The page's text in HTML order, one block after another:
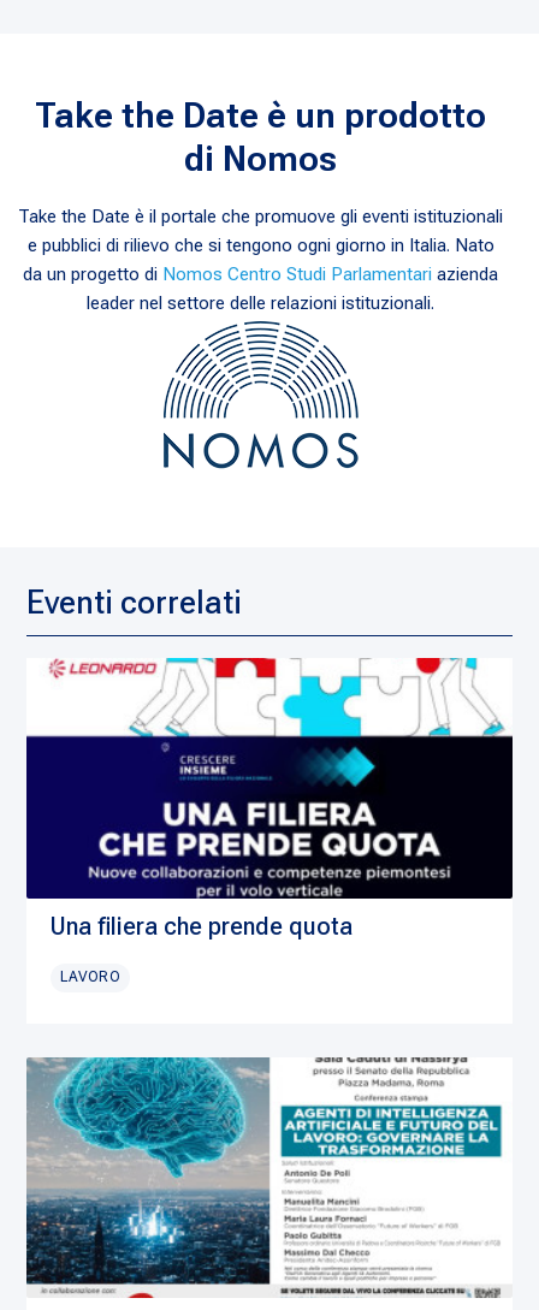
Take the Date è un prodotto
di Nomos
Take the Date è il portale che promuove gli eventi istituzionali
e pubblici di rilievo che si tengono ogni giorno in Italia. Nato
da un progetto di Nomos Centro Studi Parlamentari azienda
leader nel settore delle relazioni istituzionali.
Eventi correlati
Una filiera che prende quota
LAVORO